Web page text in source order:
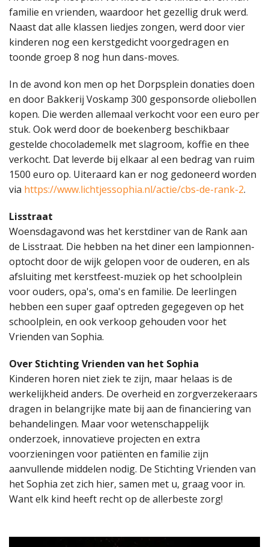
familie en vrienden, waardoor het gezellig druk werd.
Naast dat alle klassen liedjes zongen, werd door vier
kinderen nog een kerstgedicht voorgedragen en
toonde groep 8 nog hun dans-moves.
In de avond kon men op het Dorpsplein donaties doen
en door Bakkerij Voskamp 300 gesponsorde oliebollen
kopen. Die werden allemaal verkocht voor een euro per
stuk. Ook werd door de boekenberg beschikbaar
gestelde chocolademelk met slagroom, koffie en thee
verkocht. Dat leverde bij elkaar al een bedrag van ruim
1500 euro op. Uiteraard kan er nog gedoneerd worden
via https://www.lichtjessophia.nl/actie/cbs-de-rank-2.
Lisstraat
Woensdagavond was het kerstdiner van de Rank aan
de Lisstraat. Die hebben na het diner een lampionnen-
optocht door de wijk gelopen voor de ouderen, en als
afsluiting met kerstfeest-muziek op het schoolplein
voor ouders, opa's, oma's en familie. De leerlingen
hebben een super gaaf optreden gegegeven op het
schoolplein, en ook verkoop gehouden voor het
Vrienden van Sophia.
Over Stichting Vrienden van het Sophia
Kinderen horen niet ziek te zijn, maar helaas is de
werkelijkheid anders. De overheid en zorgverzekeraars
dragen in belangrijke mate bij aan de financiering van
behandelingen. Maar voor wetenschappelijk
onderzoek, innovatieve projecten en extra
voorzieningen voor patiënten en familie zijn
aanvullende middelen nodig. De Stichting Vrienden van
het Sophia zet zich hier, samen met u, graag voor in.
Want elk kind heeft recht op de allerbeste zorg!